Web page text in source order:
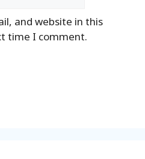
and website in this
time I comment.